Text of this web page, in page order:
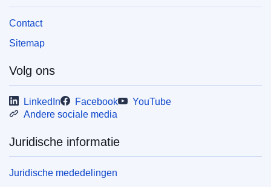
Contact
Sitemap
Volg ons
LinkedIn Facebook
YouTube
Andere sociale media
Juridische informatie
Juridische mededelingen